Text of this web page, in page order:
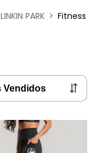
LINKIN PARK > Fitness